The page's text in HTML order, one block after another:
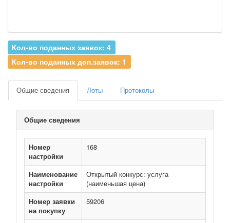
Кол-во поданных заявок: 4
Кол-во поданных доп.заявок: 1
Общие сведения Лоты Протоколы
Общие сведения
Номер
настройки
168
Наименование
настройки
Открытый конкурс: услуга
(наименьшая цена)
Номер заявки
на покупку
59206